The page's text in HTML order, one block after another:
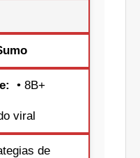
• 8B+
viral
de